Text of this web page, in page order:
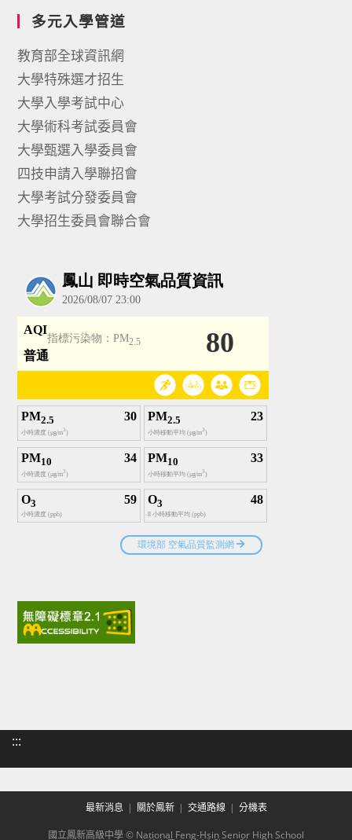
多元入學管道
教育部全球資訊網
大學特殊選才招生
大學入學考試中心
大學術科考試委員會
大學甄選入學委員會
四技申請入學聯招會
大學考試分發委員會
大學招生委員會聯合會
:::
最新消息 關於鳳新 交通路線 分機表
國立鳳新高級中學 © National Feng-Hsin Senior High School